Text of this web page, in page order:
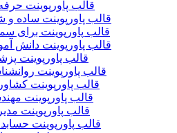
قالب پاورپوینت
قالب پاورپوینت ساده و
قالب پاورپوینت برای
قالب پاورپوینت دانش
قالب پاورپوینت
قالب پاورپوینت
قالب پاورپوینت
قالب پاورپوینت
قالب پاورپوینت
قالب پاورپوینت